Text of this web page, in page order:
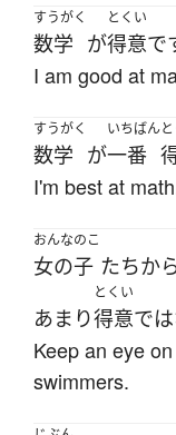
すうがく
数学 が
とくい
得意で
I am good at
すうがく
数学 が
いちばん
一番
I'm best at
おんなのこ
女の子 たちか
あまり
とくい
得意で
Keep an eye
swimmers.